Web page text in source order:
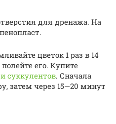
для дренажа. На
цветок 1 раз в 14
его. Купите
суккулентов. Сначала
затем через 15—20 минут